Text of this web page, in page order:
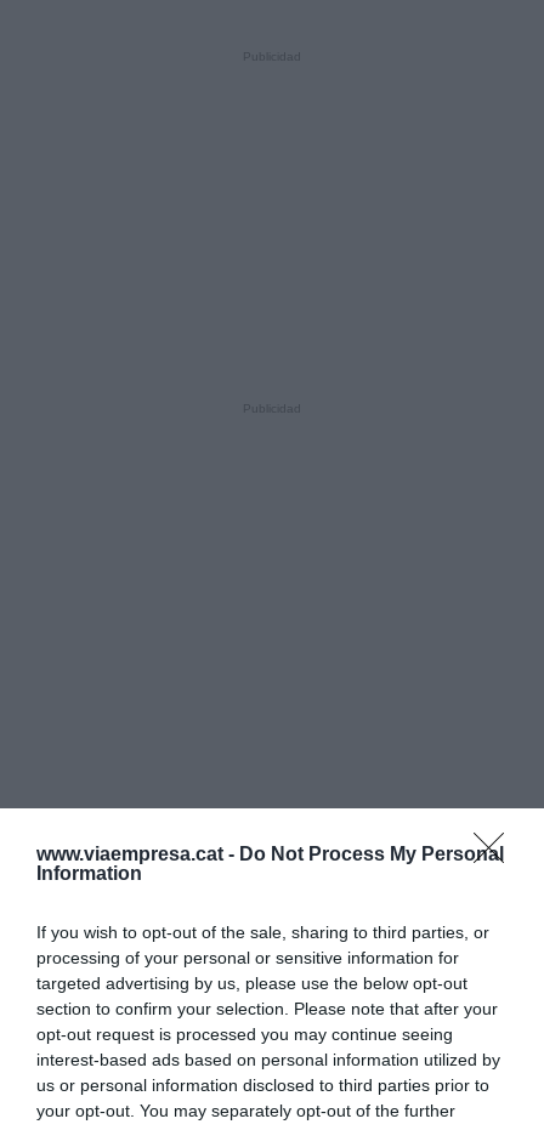
www.viaempresa.cat - Do Not Process My Personal
Information
If you wish to opt-out of the sale, sharing to third parties, or
processing of your personal or sensitive information for
targeted advertising by us, please use the below opt-out
section to confirm your selection. Please note that after your
opt-out request is processed you may continue seeing
interest-based ads based on personal information utilized by
us or personal information disclosed to third parties prior to
your opt-out. You may separately opt-out of the further